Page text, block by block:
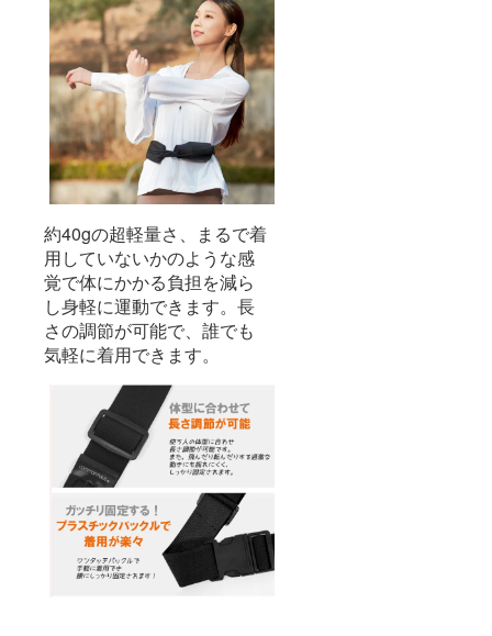
約40gの超軽量さ、まるで着
用していないかのような感
覚で体にかかる負担を減ら
し身軽に運動できます。長
さの調節が可能で、誰でも
気軽に着用できます。